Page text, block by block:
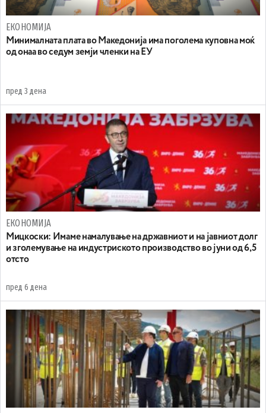
ЕКОНОМИЈА
Минималната плата во Македонија има поголема куповна моќ
од онаа во седум земји членки на ЕУ
пред 3 дена
ЕКОНОМИЈА
Mицкоски: Имаме намалување на државниот и на јавниот долг
и зголемување на индустриското производство во јуни од 6,5
отсто
пред 6 дена